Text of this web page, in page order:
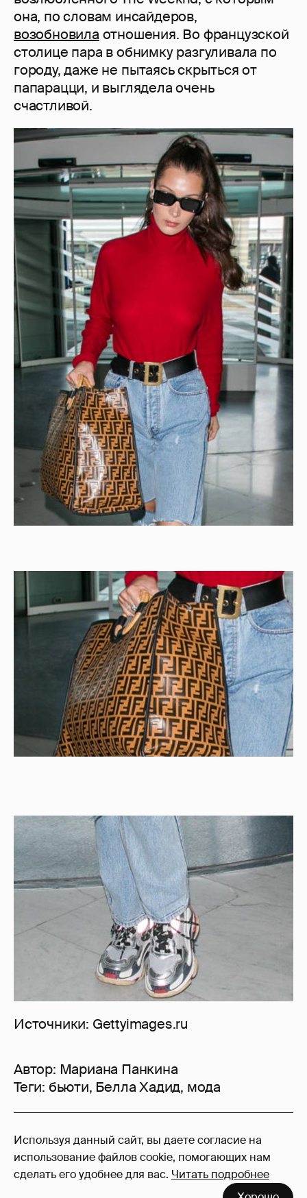
Используя данный сайт, вы даете согласие на
использование файлов cookie, помогающих нам
сделать его удобнее для вас. Читать подробнее
она, по словам инсайдеров,
возобновила отношения. Во французской
столице пара в обнимку разгуливала по
городу, даже не пытаясь скрыться от
папарацци, и выглядела очень
счастливой.
Источники: Gettyimages.ru
Автор: Мариана Панкина
Теги: бьюти, Белла Хадид, мода
23
Войдите в аккаунт, чтобы читать и
оставлять комментарии